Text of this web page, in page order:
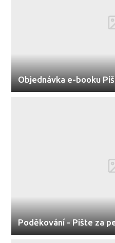
Objednávka e-booku
Poděkování - Pište za